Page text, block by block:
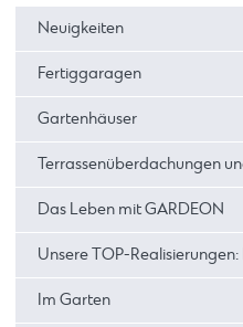
Neuigkeiten
Fertiggaragen
Gartenhäuser
Terrassenüberdachungen
Das Leben mit GARDEON
Unsere TOP-
Im Garten